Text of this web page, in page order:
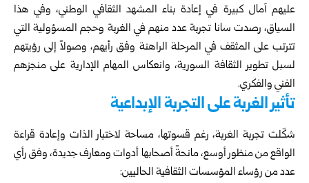
عليهم آمال كبيرة في إعادة بناء المشهد الثقافي الوطني، وفي هذا
السياق، رصدت سانا تجربة عدد منهم في الغربة وحجم المسؤولية التي
تترتب على المثقف في المرحلة الراهنة وفق رأيهم، وصولاً إلى رؤيتهم
لسبل تطوير الثقافة السورية، وانعكاس المهام الإدارية على منجزهم
الفني والفكري.
تأثير الغربة على التجربة الإبداعية
شكّلت تجربة الغربة، رغم قسوتها، مساحة لاختبار الذات وإعادة قراءة
الواقع من منظور أوسع، مانحةً أصحابها أدوات ومعارف جديدة، وفق رأي
عدد من رؤساء المؤسسات الثقافية الحاليين: